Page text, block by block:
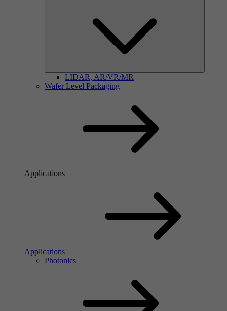
LIDAR, AR/VR/MR
Wafer Level Packaging
Applications
Applications
Photonics